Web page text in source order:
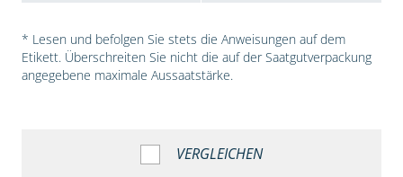
* Lesen und befolgen Sie stets die Anweisungen auf dem
Etikett. Überschreiten Sie nicht die auf der Saatgutverpackung
angegebene maximale Aussaatstärke.
VERGLEICHEN